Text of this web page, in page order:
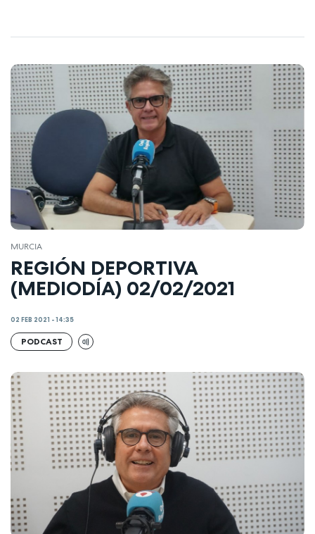
MURCIA
REGIÓN DEPORTIVA
(MEDIODÍA) 02/02/2021
02 FEB 2021 - 14:35
PODCAST